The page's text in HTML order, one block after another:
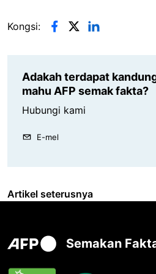
Kongsi:
Adakah terdapat
mahu AFP semak fakta?
Hubungi kami
E-mel
Artikel seterusnya
Semakan